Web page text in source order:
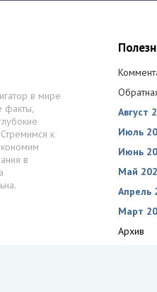
в мире
факты,
к
в
Август
Июль
Июнь
Май
Апрель
Март
Архив